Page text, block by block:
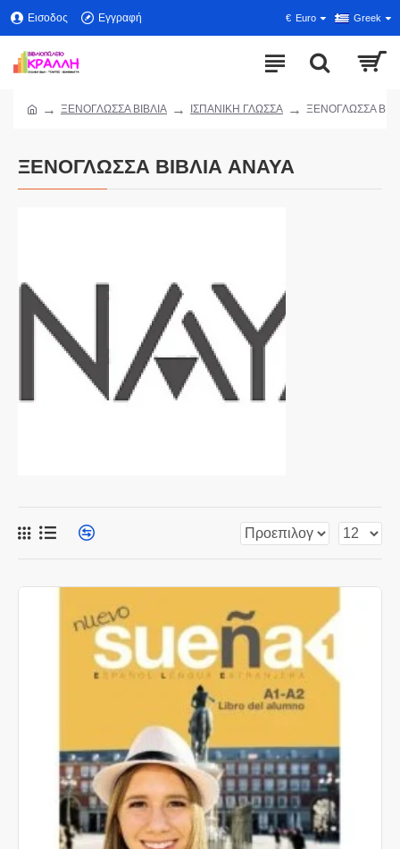
Εισοδος Εγγραφή € Euro Greek
ΞΕΝΟΓΛΩΣΣΑ ΒΙΒΛΙΑ ΙΣΠΑΝΙΚΗ ΓΛΩΣΣΑ ΞΕΝΟΓΛΩΣΣΑ
ΞΕΝΟΓΛΩΣΣΑ ΒΙΒΛΙΑ ANAYA